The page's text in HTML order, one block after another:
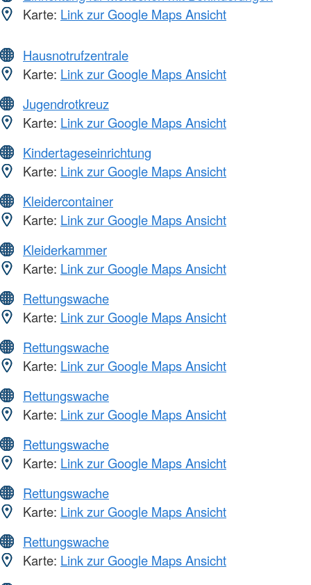
Karte: Link zur Google Maps Ansicht
Hausnotrufzentrale
Karte: Link zur Google Maps Ansicht
Jugendrotkreuz
Karte: Link zur Google Maps Ansicht
Kindertageseinrichtung
Karte: Link zur Google Maps Ansicht
Kleidercontainer
Karte: Link zur Google Maps Ansicht
Kleiderkammer
Karte: Link zur Google Maps Ansicht
Rettungswache
Karte: Link zur Google Maps Ansicht
Rettungswache
Karte: Link zur Google Maps Ansicht
Rettungswache
Karte: Link zur Google Maps Ansicht
Rettungswache
Karte: Link zur Google Maps Ansicht
Rettungswache
Karte: Link zur Google Maps Ansicht
Rettungswache
Karte: Link zur Google Maps Ansicht